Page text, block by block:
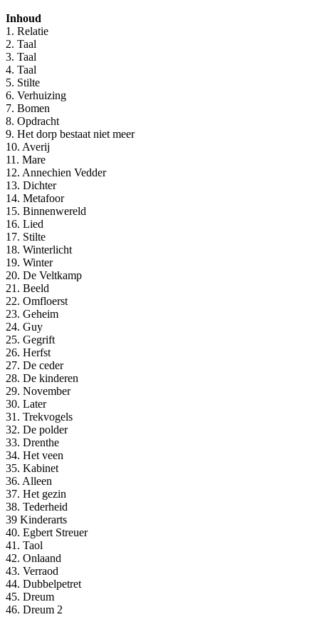
Inhoud
1. Relatie
2. Taal
3. Taal
4. Taal
5. Stilte
6. Verhuizing
7. Bomen
8. Opdracht
9. Het dorp bestaat niet meer
10. Averij
11. Mare
12. Annechien Vedder
13. Dichter
14. Metafoor
15. Binnenwereld
16. Lied
17. Stilte
18. Winterlicht
19. Winter
20. De Veltkamp
21. Beeld
22. Omfloerst
23. Geheim
24. Guy
25. Gegrift
26. Herfst
27. De ceder
28. De kinderen
29. November
30. Later
31. Trekvogels
32. De polder
33. Drenthe
34. Het veen
35. Kabinet
36. Alleen
37. Het gezin
38. Tederheid
39 Kinderarts
40. Egbert Streuer
41. Taol
42. Onlaand
43. Verraod
44. Dubbelpetret
45. Dreum
46. Dreum 2